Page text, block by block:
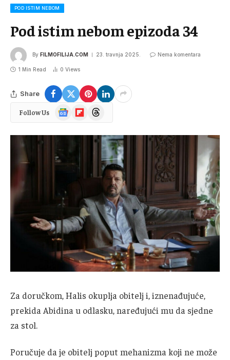
POD ISTIM NEBOM
Pod istim nebom epizoda 34
By FILMOFILIJA.COM 23. travnja 2025. Nema komentara
1 Min Read 0 Views
Share
Follow Us
Google
News
FlipboardThreads
Za doručkom, Halis okuplja obitelj i, iznenađujuće,
prekida Abidina u odlasku, naređujući mu da sjedne
za stol.
Poručuje da je obitelj poput mehanizma koji ne može